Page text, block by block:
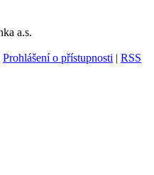
a.s.
Prohlášení o přístupnosti | RSS